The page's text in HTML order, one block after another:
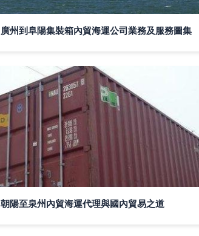
廣州到阜陽集裝箱內貿海運公司業務及服務圖集
朝陽至泉州內貿海運代理與國內貿易之道